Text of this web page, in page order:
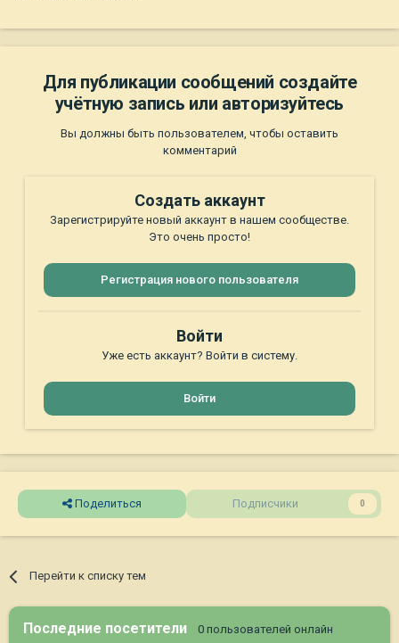
Для публикации сообщений создайте
учётную запись или авторизуйтесь
Вы должны быть пользователем, чтобы оставить
комментарий
Создать аккаунт
Зарегистрируйте новый аккаунт в нашем сообществе.
Это очень просто!
Регистрация нового пользователя
Войти
Уже есть аккаунт? Войти в систему.
Войти
Поделиться Подписчики 0
Перейти к списку тем
Последние посетители 0 пользователей онлайн